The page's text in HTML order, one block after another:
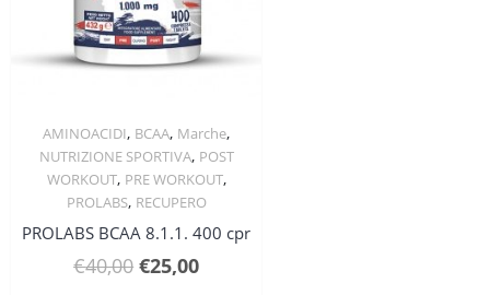
Quick View
AMINOACIDI, BCAA, Marche,
NUTRIZIONE SPORTIVA, POST
WORKOUT, PRE WORKOUT,
PROLABS, RECUPERO
PROLABS BCAA 8.1.1. 400 cpr
€40,00 Il
€25,00Il